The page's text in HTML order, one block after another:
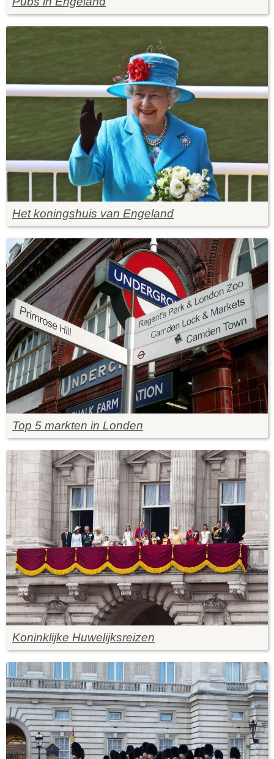
Het koningshuis van Engeland
Top 5 markten in Londen
Koninklijke Huwelijksreizen